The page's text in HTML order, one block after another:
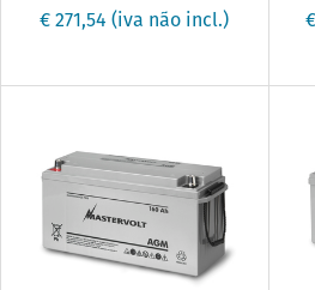
€ 271,54(iva não incl.)